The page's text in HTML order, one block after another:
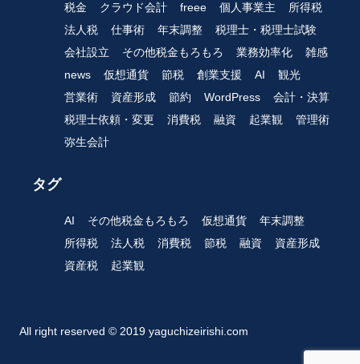
税金 クラウド会計 freee 個人事業主
所得税
法人税
仕事術 年末調整
税理士・税理士試験
会社設立
その他税金もろもろ 業務効率化
雑感
news
仮想通貨 節税 創業支援 AI
観光
営業術
資産形成 節約 WordPress
会計・決算
税理士依頼・変更
消費税 融資 起業観
管理術
弥生会計
タグ
AI その他税金もろもろ 仮想通貨
年末調整
所得税
法人税 消費税 節税 融資
資産形成
資産税
起業観
All right reserved © 2019 yaguchizeirishi.com